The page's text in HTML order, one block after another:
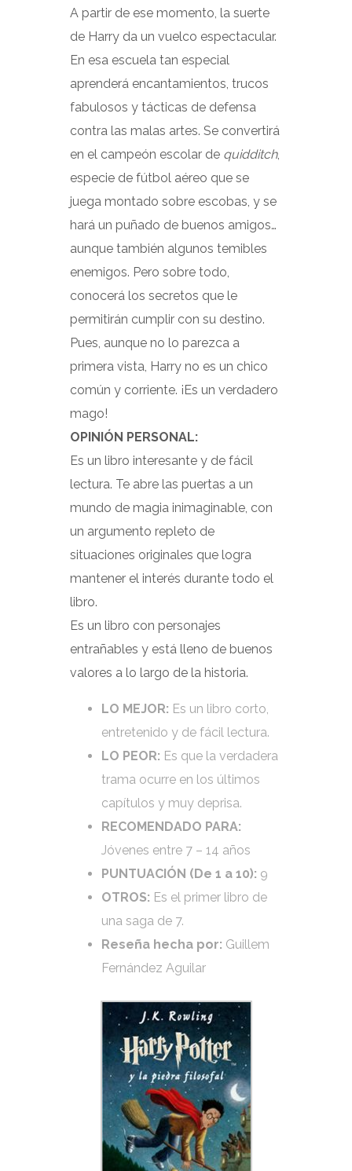
A partir de ese momento, la suerte
de Harry da un vuelco espectacular.
En esa escuela tan especial
aprenderá encantamientos, trucos
fabulosos y tácticas de defensa
contra las malas artes. Se convertirá
en el campeón escolar de quidditch,
especie de fútbol aéreo que se
juega montado sobre escobas, y se
hará un puñado de buenos amigos…
aunque también algunos temibles
enemigos. Pero sobre todo,
conocerá los secretos que le
permitirán cumplir con su destino.
Pues, aunque no lo parezca a
primera vista, Harry no es un chico
común y corriente. ¡Es un verdadero
mago!
OPINIÓN PERSONAL:
Es un libro interesante y de fácil
lectura. Te abre las puertas a un
mundo de magia inimaginable, con
un argumento repleto de
situaciones originales que logra
mantener el interés durante todo el
libro.
Es un libro con personajes
entrañables y está lleno de buenos
valores a lo largo de la historia.
LO MEJOR: Es un libro corto,
entretenido y de fácil lectura.
LO PEOR: Es que la verdadera
trama ocurre en los últimos
capítulos y muy deprisa.
RECOMENDADO PARA:
Jóvenes entre 7 – 14 años
PUNTUACIÓN (De 1 a 10): 9
OTROS: Es el primer libro de
una saga de 7.
Reseña hecha por: Guillem
Fernández Aguilar